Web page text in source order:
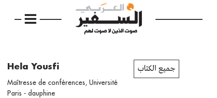
Hela Yousfi
Maîtresse de conférences, Université
Paris - dauphine
جميع الكتاب